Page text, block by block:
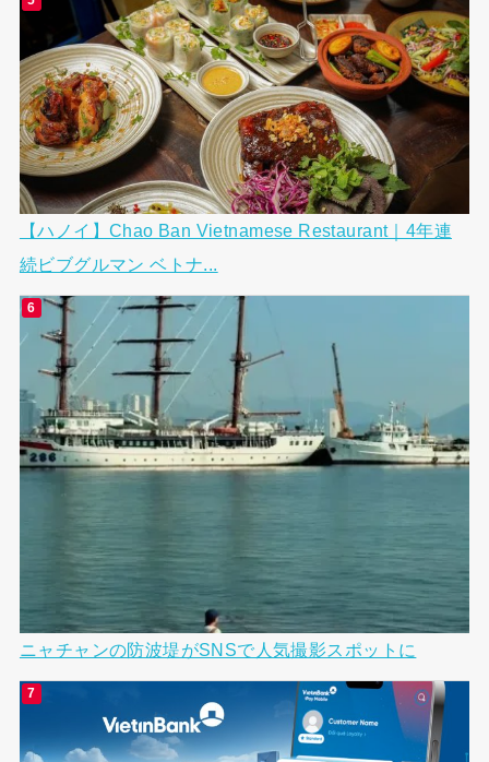
【ハノイ】Chao Ban Vietnamese Restaurant｜4年連
続ビブグルマン ベトナ...
ニャチャンの防波堤がSNSで人気撮影スポットに